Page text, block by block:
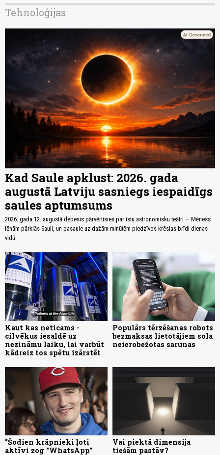
Tehnoloģijas
Kad Saule apklust: 2026. gada
augustā Latviju sasniegs iespaidīgs
saules aptumsums
2026. gada 12. augustā debesis pārvērtīsies par īstu astronomisku teātri — Mēness
lēnām pārklās Sauli, un pasaule uz dažām minūtēm piedzīvos krēslas brīdi dienas
vidū.
Kaut kas neticams -
cilvēkus iesaldē uz
nezināmu laiku, lai varbūt
kādreiz tos spētu izārstēt
Populārs tērzēšanas robots
bezmaksas lietotājiem sola
neierobežotas sarunas
"Šodien krāpnieki ļoti
aktīvi zog "WhatsApp"
Vai piektā dimensija
tiešām pastāv?